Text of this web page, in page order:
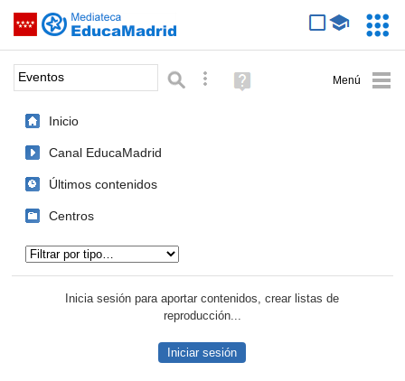
Saltar navegación
Palabra o frase: Búsqueda avanzada
Ayuda
(en
Inicio
Canal EducaMadrid
Últimos contenidos
Centros
Inicia sesión para aportar contenidos, crear listas de
reproducción...
Iniciar sesión